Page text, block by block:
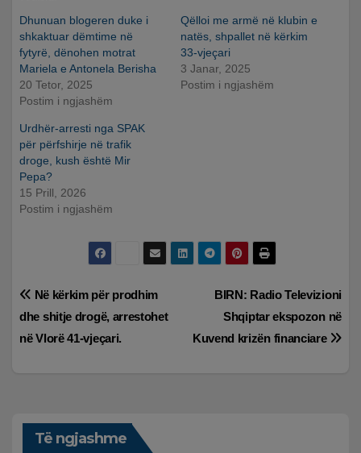
Dhunuan blogeren duke i
shkaktuar dëmtime në
fytyrë, dënohen motrat
Mariela e Antonela Berisha
20 Tetor, 2025
Postim i ngjashëm
Qëlloi me armë në klubin e
natës, shpallet në kërkim
33-vjeçari
3 Janar, 2025
Postim i ngjashëm
Urdhër-arresti nga SPAK
për përfshirje në trafik
droge, kush është Mir
Pepa?
15 Prill, 2026
Postim i ngjashëm
Lëvizje
te
BIRN: Radio Televizioni
Shqiptar ekspozon në
Kuvend krizën financiare
Në kërkim për prodhim
dhe shitje drogë, arrestohet
në Vlorë 41-vjeçari.
Të ngjashme